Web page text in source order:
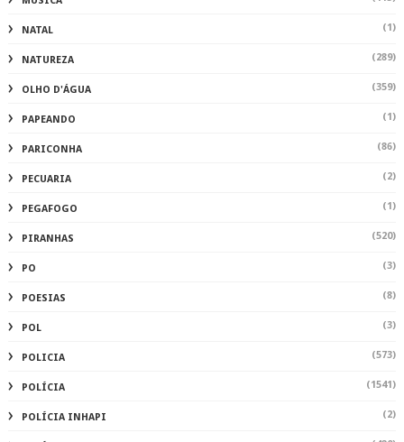
NATAL (1)
NATUREZA (289)
OLHO D'ÁGUA (359)
PAPEANDO (1)
PARICONHA (86)
PECUARIA (2)
PEGAFOGO (1)
PIRANHAS (520)
PO (3)
POESIAS (8)
POL (3)
POLICIA (573)
POLÍCIA (1541)
POLÍCIA INHAPI (2)